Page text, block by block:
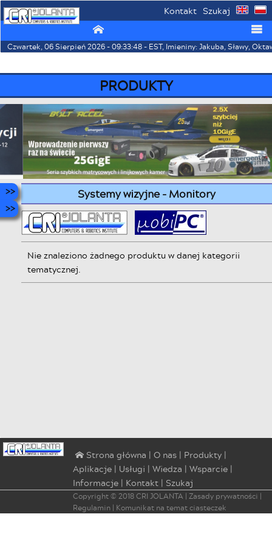
Kontakt Szukaj
⌂ ☰
Czwartek, 06 Sierpień 2026 - 09:33:48 - EST, Imieniny: Jakuba, Sławy,
PRODUKTY
Systemy wizyjne - Monitory
Nie znaleziono żadnego produktu w danej kategorii
tematycznej.
⌂ Strona główna | O nas | Produkty |
Aplikacje | Usługi | Wiedza | Wsparcie |
Informacje | Kontakt | Szukaj
Copyright © 2018CRI JOLANTA | Zasady prywatności |
Regulamin | Komunikat na temat ciasteczek